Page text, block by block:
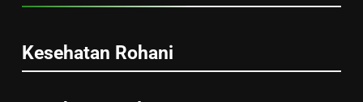
Kesehatan Rohani